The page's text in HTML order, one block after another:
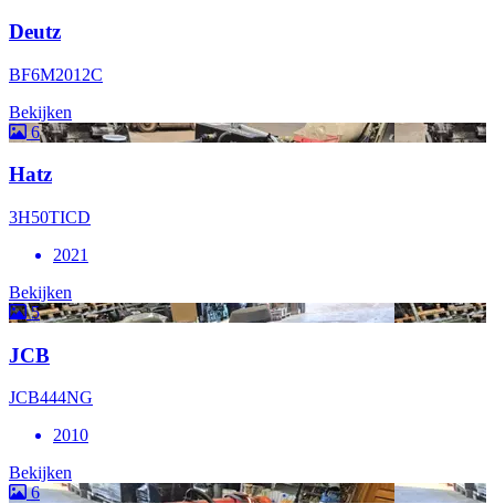
Deutz
BF6M2012C
Bekijken
6
Hatz
3H50TICD
2021
Bekijken
5
JCB
JCB444NG
2010
Bekijken
6